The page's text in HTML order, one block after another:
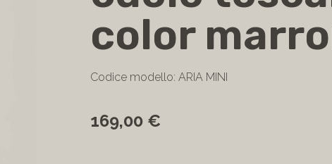
color
Codice modello: ARIA MINI
169,00 €